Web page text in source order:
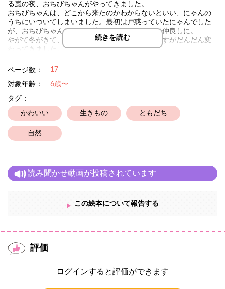
る嵐の夜、おちびちゃんがやってきました。
おちびちゃんは、どこから来たのかわからないといい、にゃんの
うちにいついてしまいました。最初は戸惑っていたにゃんでした
が、おちびちゃんと一緒に暮らすうちにすっかり仲良しに。
やがて冬がきて、春がきて、おちびちゃんのようすがだんだん変
わってきました。
続きを読む
ページ数： 17
対象年齢：
6歳〜
タグ：
かわいい 生きもの ともだち
自然
読み聞かせ動画が投稿されています
この絵本について報告する
評価
ログインすると評価ができます